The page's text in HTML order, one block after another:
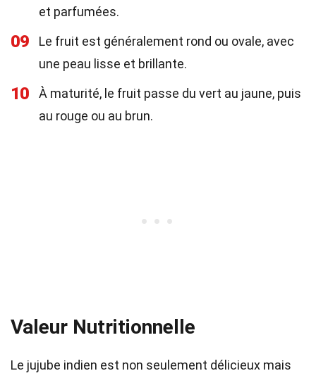
et parfumées.
09
Le fruit est généralement rond ou ovale, avec
une peau lisse et brillante.
10
À maturité, le fruit passe du vert au jaune, puis
au rouge ou au brun.
Valeur Nutritionnelle
Le jujube indien est non seulement délicieux mais